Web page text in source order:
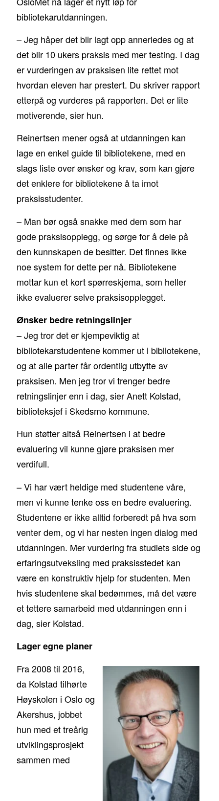
bibliotekarutdanningen.
– Jeg håper det blir lagt opp annerledes og at
det blir 10 ukers praksis med mer testing. I dag
er vurderingen av praksisen lite rettet mot
hvordan eleven har prestert. Du skriver rapport
etterpå og vurderes på rapporten. Det er lite
motiverende, sier hun.
Reinertsen mener også at utdanningen kan
lage en enkel guide til bibliotekene, med en
slags liste over ønsker og krav, som kan gjøre
det enklere for bibliotekene å ta imot
praksisstudenter.
– Man bør også snakke med dem som har
gode praksisopplegg, og sørge for å dele på
den kunnskapen de besitter. Det finnes ikke
noe system for dette per nå. Bibliotekene
mottar kun et kort spørreskjema, som heller
ikke evaluerer selve praksisopplegget.
Ønsker bedre retningslinjer
– Jeg tror det er kjempeviktig at
bibliotekarstudentene kommer ut i bibliotekene,
og at alle parter får ordentlig utbytte av
praksisen. Men jeg tror vi trenger bedre
retningslinjer enn i dag, sier Anett Kolstad,
biblioteksjef i Skedsmo kommune.
Hun støtter altså Reinertsen i at bedre
evaluering vil kunne gjøre praksisen mer
verdifull.
– Vi har vært heldige med studentene våre,
men vi kunne tenke oss en bedre evaluering.
Studentene er ikke alltid forberedt på hva som
venter dem, og vi har nesten ingen dialog med
utdanningen. Mer vurdering fra studiets side og
erfaringsutveksling med praksisstedet kan
være en konstruktiv hjelp for studenten. Men
hvis studentene skal bedømmes, må det være
et tettere samarbeid med utdanningen enn i
dag, sier Kolstad.
Lager egne planer
Fra 2008 til 2016,
da Kolstad tilhørte
Høyskolen i Oslo og
Akershus, jobbet
hun med et treårig
utviklingsprosjekt
sammen med